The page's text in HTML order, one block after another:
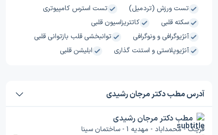
تست ورزش (تردمیل)
تست استرس کامپیوتری
سکته قلبی
کاتتریزاسیون قلبی
آنژیوگرافی و ونوگرافی
توانبخشی قلب بازتوانی قلبی
آنژیوپلاستی و استنت گذاری
ابلیشن قلبی
آدرس مطب دکتر مرجان رشیدی
مطب دکتر مرجان رشیدی
قرچک - محمداباد - مهدیه 1 - ساختمان سینا